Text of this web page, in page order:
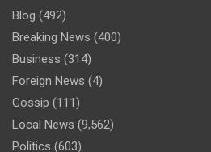
Blog (492)
Breaking News (400)
Business (314)
Foreign News (4)
Gossip (111)
Local News (9,562)
Politics (603)